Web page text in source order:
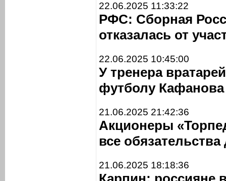
22.06.2025 11:33:22
РФС: Сборная
отказалась от
22.06.2025 10:45:00
У тренера
футболу
21.06.2025 21:42:36
Акционеры
все
21.06.2025 18:18:36